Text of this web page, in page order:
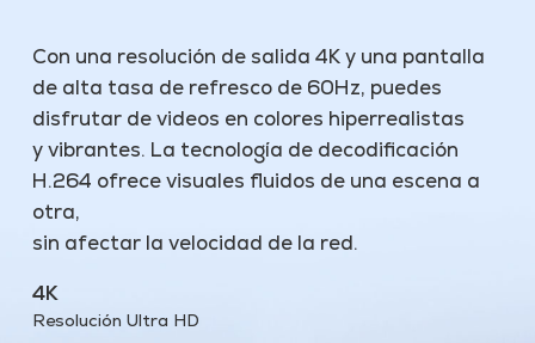
Con una resolución de salida 4K y una pantalla
de alta tasa de refresco de 60Hz, puedes
disfrutar de videos en colores hiperrealistas
y vibrantes. La tecnología de decodificación
H.264 ofrece visuales fluidos de una escena a
otra,
sin afectar la velocidad de la red.
4K
Resolución Ultra HD